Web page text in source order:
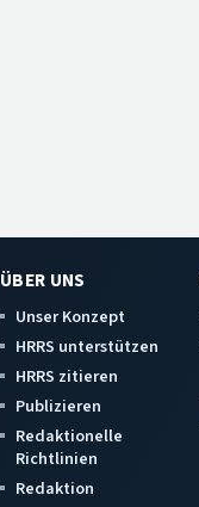
ÜBER UNS
Unser Konzept
HRRS unterstützen
HRRS zitieren
Publizieren
Redaktionelle
Richtlinien
Redaktion